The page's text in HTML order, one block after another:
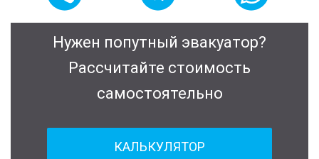
Нужен попутный эвакуатор?
Рассчитайте стоимость
самостоятельно
КАЛЬКУЛЯТОР